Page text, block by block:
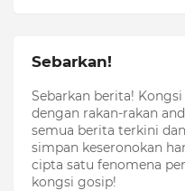
Sebarkan!
Sebarkan berita!
dengan rakan-rakan
semua berita terkini
simpan keseronokan
cipta satu fenomena
kongsi gosip!